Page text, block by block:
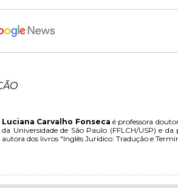
Luciana Carvalho Fonseca é professora
da Universidade de São Paulo (FFLCH/USP) e
autora dos livros "Inglês Jurídico: Tradução e